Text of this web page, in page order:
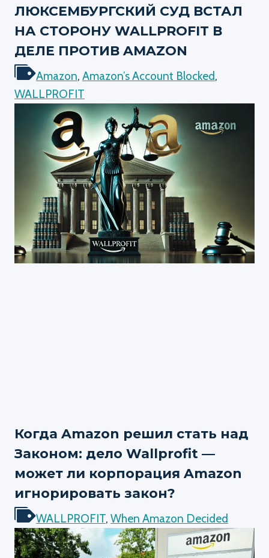
ЛЮКСЕМБУРГСКИЙ СУД ВСТАЛ
НА СТОРОНУ WALLPROFIT В
ДЕЛЕ ПРОТИВ AMAZON
Amazon, Amazon’s Account Blocked,
WALLPROFIT
Когда Amazon решил стать над
Законом: дело Wallprofit —
может ли корпорация Amazon
игнорировать закон?
WALLPROFIT, When Amazon Decided